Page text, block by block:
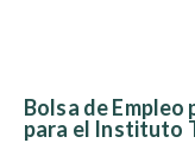
Bolsa de
para el Instituto